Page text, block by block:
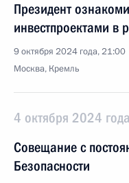
Президент
инвестпроектами в
9 октября 2024 года, 21:00
Москва, Кремль
4 октября 2024
Совещание с
Безопасности